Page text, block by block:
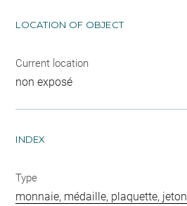
LOCATION OF OBJECT
Current location
non exposé
INDEX
Type
monnaie, médaille, plaquette, jeton